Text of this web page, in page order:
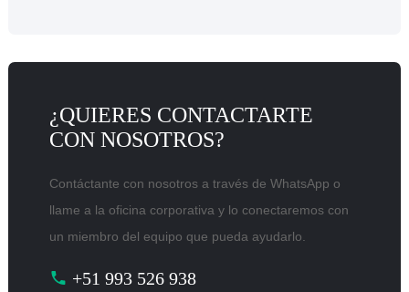
¿QUIERES CONTACTARTE
CON NOSOTROS?
Contáctante con nosotros a través de WhatsApp o
llame a la oficina corporativa y lo conectaremos con
un miembro del equipo que pueda ayudarlo.
+51 993 526 938